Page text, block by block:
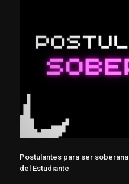
Postulantes para ser
del Estudiante